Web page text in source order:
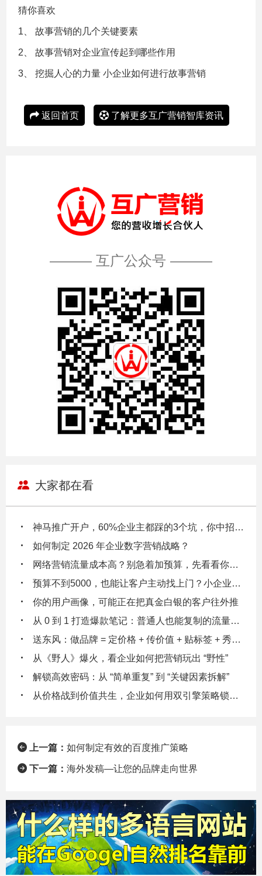
猜你喜欢
1、 故事营销的几个关键要素
2、 故事营销对企业宣传起到哪些作用
3、 挖掘人心的力量 小企业如何进行故事营销
返回首页 了解更多互广营销智库资讯
——— 互广公众号 ———
大家都在看
神马推广开户，60%企业主都踩的3个坑，你中招了吗？
如何制定 2026 年企业数字营销战略？
网络营销流量成本高？别急着加预算，先看看你的数据漏斗在漏多少钱！
预算不到5000，也能让客户主动找上门？小企业主都在偷偷用的3个低成本引流逻辑
你的用户画像，可能正在把真金白银的客户往外推
从 0 到 1 打造爆款笔记：普通人也能复制的流量密码
送东风：做品牌 = 定价格 + 传价值 + 贴标签 + 秀实力 + 给体验
从《野人》爆火，看企业如何把营销玩出 “野性”
解锁高效密码：从 “简单重复” 到 “关键因素拆解”
从价格战到价值共生，企业如何用双引擎策略锁定客户终身价值
上一篇： 如何制定有效的百度推广策略
下一篇： 海外发稿—让您的品牌走向世界